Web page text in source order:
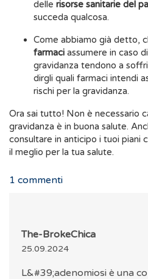
delle risorse sanitarie del
succeda qualcosa.
Come abbiamo già detto,
farmaci assumere in caso di
gravidanza tendono a
dirgli quali farmaci intendi
rischi per la gravidanza.
Ora sai tutto! Non è necessario
gravidanza è in buona salute.
consultare in anticipo i tuoi piani
il meglio per la tua salute.
1 commenti
The-BrokeChica
25.09.2024
L&#39;adenomiosi è una